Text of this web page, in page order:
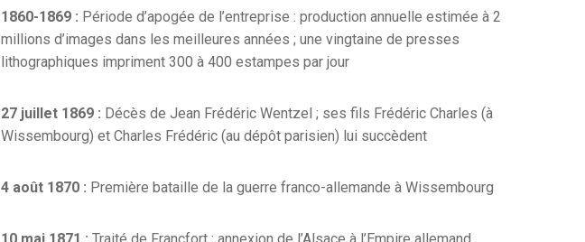
1860-1869 : Période d’apogée de l’entreprise : production annuelle estimée à 2
millions d’images dans les meilleures années ; une vingtaine de presses
lithographiques impriment 300 à 400 estampes par jour
27 juillet 1869 : Décès de Jean Frédéric Wentzel ; ses fils Frédéric Charles (à
Wissembourg) et Charles Frédéric (au dépôt parisien) lui succèdent
4 août 1870 : Première bataille de la guerre franco-allemande à Wissembourg